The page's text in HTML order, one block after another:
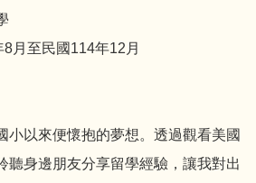
月至民國114年12月
小以來便懷抱的夢想。透過觀看美國
聽身邊朋友分享留學經驗，讓我對出